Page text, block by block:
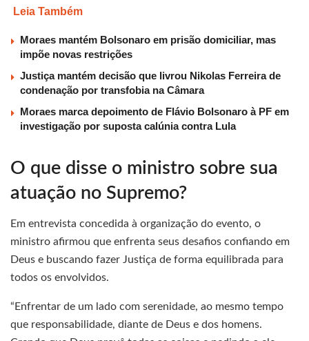
Leia Também
Moraes mantém Bolsonaro em prisão domiciliar, mas
impõe novas restrições
Justiça mantém decisão que livrou Nikolas Ferreira de
condenação por transfobia na Câmara
Moraes marca depoimento de Flávio Bolsonaro à PF em
investigação por suposta calúnia contra Lula
O que disse o ministro sobre sua
atuação no Supremo?
Em entrevista concedida à organização do evento, o
ministro afirmou que enfrenta seus desafios confiando em
Deus e buscando fazer Justiça de forma equilibrada para
todos os envolvidos.
“Enfrentar de um lado com serenidade, ao mesmo tempo
que responsabilidade, diante de Deus e dos homens.